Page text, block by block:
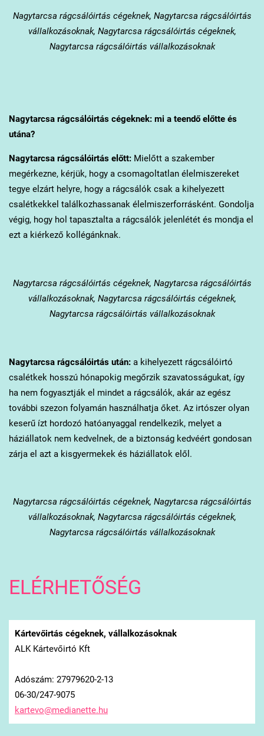
Nagytarcsa rágcsálóirtás cégeknek, Nagytarcsa rágcsálóirtás
vállalkozásoknak, Nagytarcsa rágcsálóirtás cégeknek,
Nagytarcsa rágcsálóirtás vállalkozásoknak
Nagytarcsarágcsálóirtás cégeknek: mi a teendő előtte és
utána?
Nagytarcsarágcsálóirtás előtt:Mielőtt a szakember
megérkezne, kérjük, hogy a csomagoltatlan élelmiszereket
tegye elzárt helyre, hogy a rágcsálók csak a kihelyezett
csalétkekkel találkozhassanak élelmiszerforrásként. Gondolja
végig, hogy hol tapasztalta a rágcsálók jelenlétét és mondja el
ezt a kiérkező kollégánknak.
Nagytarcsa rágcsálóirtás cégeknek, Nagytarcsa rágcsálóirtás
vállalkozásoknak, Nagytarcsa rágcsálóirtás cégeknek,
Nagytarcsa rágcsálóirtás vállalkozásoknak
Nagytarcsarágcsálóirtás után:a kihelyezett rágcsálóirtó
csalétkek hosszú hónapokig megőrzik szavatosságukat, így
ha nem fogyasztják el mindet a rágcsálók, akár az egész
további szezon folyamán használhatja őket. Az irtószer olyan
keserű ízt hordozó hatóanyaggal rendelkezik, melyet a
háziállatok nem kedvelnek, de a biztonság kedvéért gondosan
zárja el azt a kisgyermekek és háziállatok elől.
Nagytarcsa rágcsálóirtás cégeknek, Nagytarcsa rágcsálóirtás
vállalkozásoknak, Nagytarcsa rágcsálóirtás cégeknek,
Nagytarcsa rágcsálóirtás vállalkozásoknak
ELÉRHETŐSÉG
Kártevőirtás cégeknek, vállalkozásoknak
ALK Kártevőirtó Kft
Adószám: 27979620-2-13
06-30/247-9075
kartevo@medianette.hu